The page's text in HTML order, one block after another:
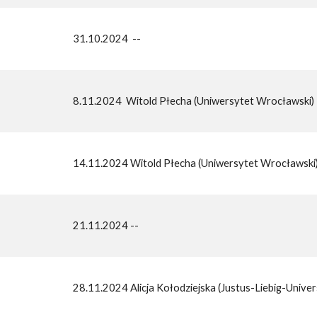
31.10.2024 --
8.11.2024 Witold Płecha (Uniwersytet Wrocławski)
14.11.2024 Witold Płecha (Uniwersytet Wrocławski)
21.11.2024 --
28.11.2024 Alicja Kołodziejska (Justus-Liebig-